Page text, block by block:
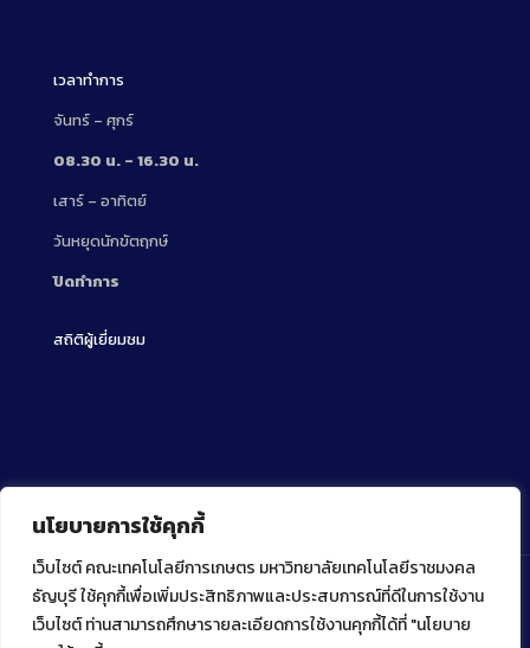
นโยบายการใช้คุกกี้
เว็บไซต์ คณะเทคโนโลยีการเกษตร มหาวิทยาลัยเทคโนโลยีราชมงคล
ธัญบุรี ใช้คุกกี้เพื่อเพิ่มประสิทธิภาพและประสบการณ์ที่ดีในการใช้งาน
เว็บไซต์ ท่านสามารถศึกษารายละเอียดการใช้งานคุกกี้ได้ที่ "นโยบาย
เวลาทำการ
จันทร์ – ศุกร์
08.30 น. – 16.30 น.
เสาร์ – อาทิตย์
วันหยุดนักขัตฤกษ์
ปิดทำการ
สถิติผู้เยี่ยมชม
Copyright ⓒ 2022 คณะเทคโนโลยีการเกษตร มหาวิทยาลัย